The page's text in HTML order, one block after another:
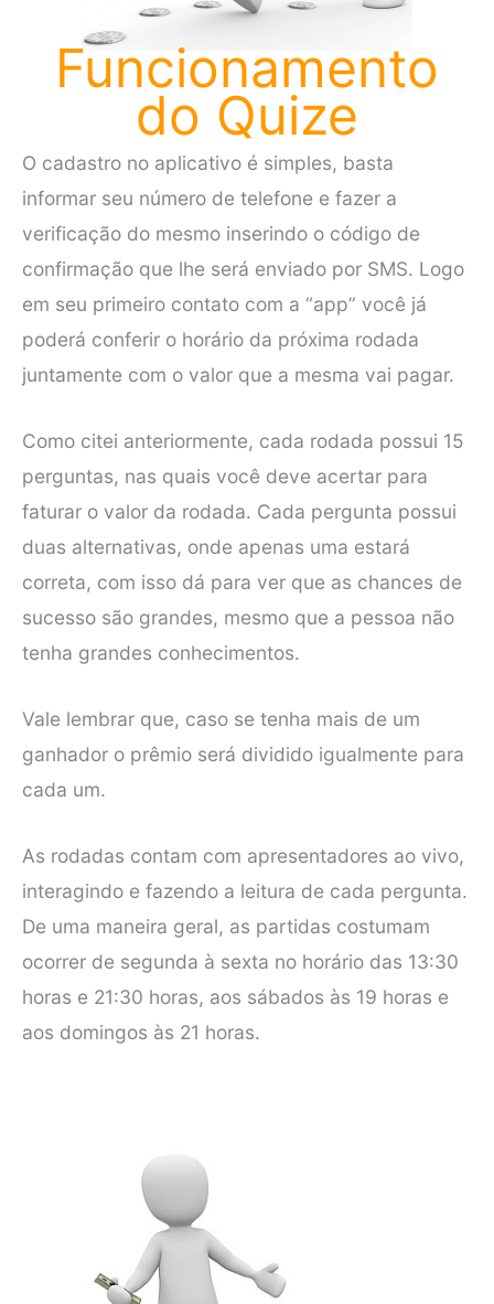
Funcionamento
do Quize
O cadastro no aplicativo é simples, basta
informar seu número de telefone e fazer a
verificação do mesmo inserindo o código de
confirmação que lhe será enviado por SMS. Logo
em seu primeiro contato com a “app” você já
poderá conferir o horário da próxima rodada
juntamente com o valor que a mesma vai pagar.
Como citei anteriormente, cada rodada possui 15
perguntas, nas quais você deve acertar para
faturar o valor da rodada. Cada pergunta possui
duas alternativas, onde apenas uma estará
correta, com isso dá para ver que as chances de
sucesso são grandes, mesmo que a pessoa não
tenha grandes conhecimentos.
Vale lembrar que, caso se tenha mais de um
ganhador o prêmio será dividido igualmente para
cada um.
As rodadas contam com apresentadores ao vivo,
interagindo e fazendo a leitura de cada pergunta.
De uma maneira geral, as partidas costumam
ocorrer de segunda à sexta no horário das 13:30
horas e 21:30 horas, aos sábados às 19 horas e
aos domingos às 21 horas.